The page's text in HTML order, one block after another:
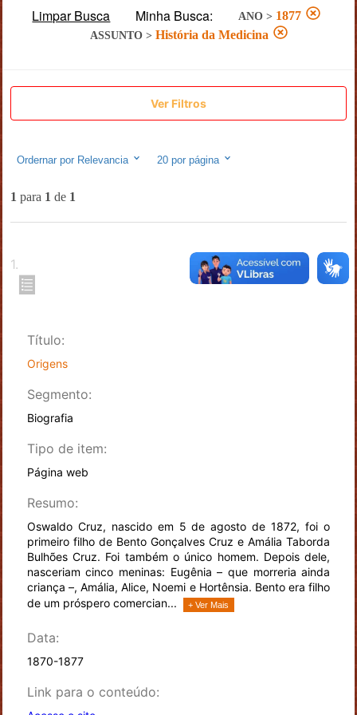
Limpar Busca Minha Busca: ANO > 1877
ASSUNTO > História da Medicina
Ver Filtros
Ordernar por Relevancia 20por página
1 para 1 de 1
1.
Título:
Origens
Segmento:
Biografia
Tipo de item:
Página web
Resumo:
Oswaldo Cruz, nascido em 5 de agosto de 1872, foi o
primeiro filho de Bento Gonçalves Cruz e Amália Taborda
Bulhões Cruz. Foi também o único homem. Depois dele,
nasceriam cinco meninas: Eugênia – que morreria ainda
criança –, Amália, Alice, Noemi e Hortênsia. Bento era filho
de um próspero comercian...
+ Ver Mais
Data:
1870-1877
Link para o conteúdo: